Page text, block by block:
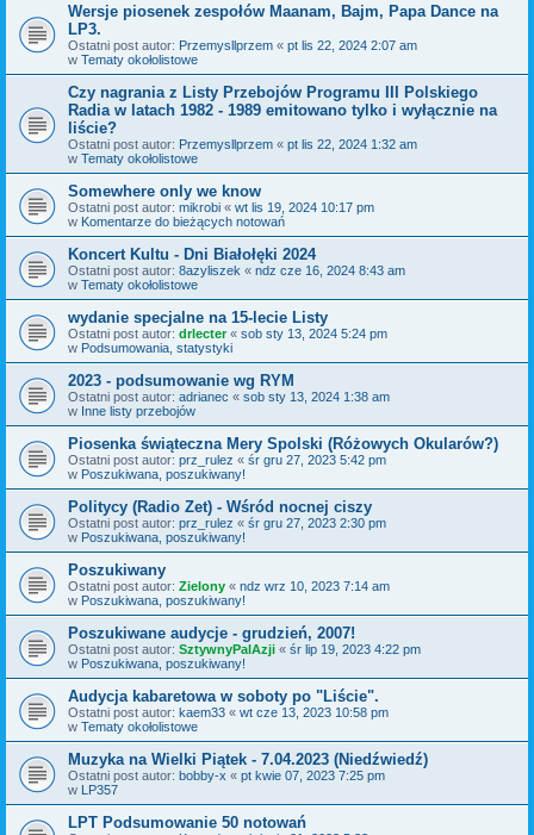
Wersje piosenek zespołów Maanam, Bajm, Papa Dance na
LP3.
Ostatni post autor: Przemysllprzem « pt lis 22, 2024 2:07 am
w Tematy okołolistowe
Czy nagrania z Listy Przebojów Programu III Polskiego
Radia w latach 1982 - 1989 emitowano tylko i wyłącznie na
liście?
Ostatni post autor: Przemysllprzem « pt lis 22, 2024 1:32 am
w Tematy okołolistowe
Somewhere only we know
Ostatni post autor: mikrobi « wt lis 19, 2024 10:17 pm
w Komentarze do bieżących notowań
Koncert Kultu - Dni Białołęki 2024
Ostatni post autor: 8azyliszek « ndz cze 16, 2024 8:43 am
w Tematy okołolistowe
wydanie specjalne na 15-lecie Listy
Ostatni post autor: drlecter« sob sty 13, 2024 5:24 pm
w Podsumowania, statystyki
2023 - podsumowanie wg RYM
Ostatni post autor: adrianec « sob sty 13, 2024 1:38 am
w Inne listy przebojów
Piosenka świąteczna Mery Spolski (Różowych Okularów?)
Ostatni post autor: prz_rulez « śr gru 27, 2023 5:42 pm
w Poszukiwana, poszukiwany!
Politycy (Radio Zet) - Wśród nocnej ciszy
Ostatni post autor: prz_rulez « śr gru 27, 2023 2:30 pm
w Poszukiwana, poszukiwany!
Poszukiwany
Ostatni post autor: Zielony « ndz wrz 10, 2023 7:14 am
w Poszukiwana, poszukiwany!
Poszukiwane audycje - grudzień, 2007!
Ostatni post autor: SztywnyPalAzji « śr lip 19, 2023 4:22 pm
w Poszukiwana, poszukiwany!
Audycja kabaretowa w soboty po "Liście".
Ostatni post autor: kaem33 « wt cze 13, 2023 10:58 pm
w Tematy okołolistowe
Muzyka na Wielki Piątek - 7.04.2023 (Niedźwiedź)
Ostatni post autor: bobby-x « pt kwie 07, 2023 7:25 pm
w LP357
LPT Podsumowanie 50 notowań